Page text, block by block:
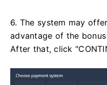
6. The system may
advantage of the
After that, click